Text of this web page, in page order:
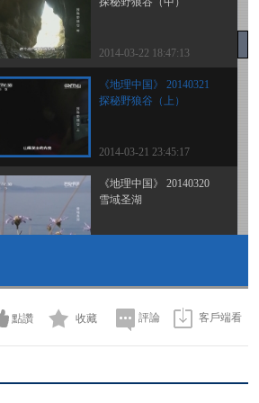
2014-03-22 18:47:13
《地理中国》 20140321
探秘野狼谷（上）
2014-03-21 23:45:17
《地理中国》 20140320
雪域圣湖
2014-03-19 19:47:15
《地理中国》 20140318
點讚 收藏 評論 客戶端看